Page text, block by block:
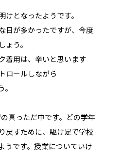
けとなったようです。
日が多かったですが、今度
ょう。
着用は、辛いと思います
ロールしながら
真っただ中です。どの学年
戻すために、駆け足で学校
うです。授業についていけ